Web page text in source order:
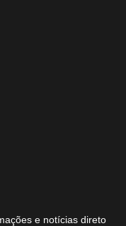
e notícias direto